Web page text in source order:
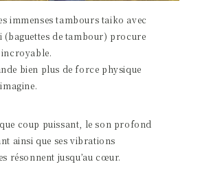
immenses tambours taiko avec
(baguettes de tambour) procure
bien plus de force physique
coup puissant, le son profond
ainsi que ses vibrations
résonnent jusqu’au cœur.